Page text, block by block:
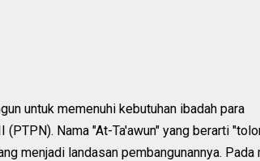
untuk memenuhi kebutuhan ibadah para
Nama "At-Ta'awun" yang berarti
menjadi landasan pembangunannya. Pada